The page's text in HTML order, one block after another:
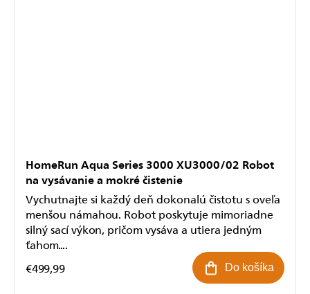
HomeRun Aqua Series 3000 XU3000/02 Robot
na vysávanie a mokré čistenie
€499,99 Do košíka
Vychutnajte si každý deň dokonalú čistotu s oveľa
menšou námahou. Robot poskytuje mimoriadne
silný sací výkon, pričom vysáva a utiera jedným
ťahom....